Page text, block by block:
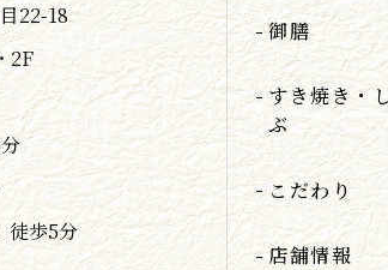
22-18
2F
徒歩5分
御膳
すき焼き・
ぶ
こだわり
店舗情報